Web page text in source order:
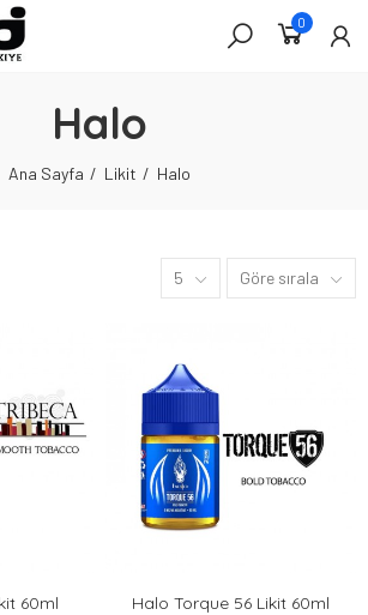
0
Halo
Ana Sayfa Likit Halo
5 Göre sırala
60ml
Halo Torque 56 Likit 60ml